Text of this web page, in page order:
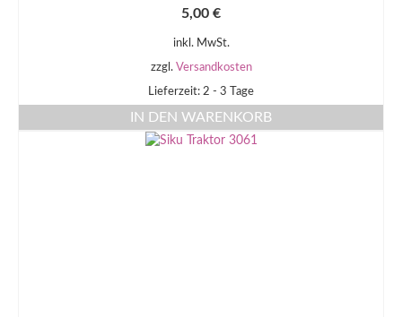
5,00 €
inkl. MwSt.
zzgl. Versandkosten
Lieferzeit: 2 - 3 Tage
IN DEN WARENKORB